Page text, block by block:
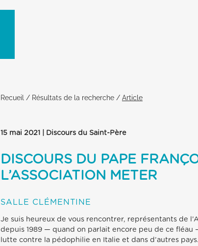
Recueil / Résultats de la recherche / Article
15 mai 2021 | Discours du Saint-Père
DISCOURS DU PAPE
L’ASSOCIATION METER
SALLE CLÉMENTINE
Je suis heureux de vous rencontrer, représentants de
depuis 1989 — quand on parlait encore peu de ce fléau
lutte contre la pédophilie en Italie et dans d’autres